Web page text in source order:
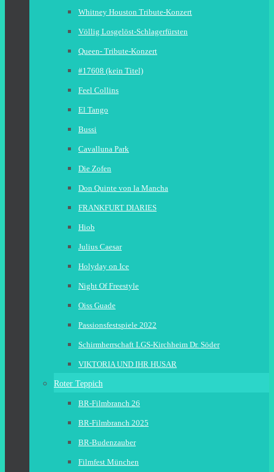
Whitney Houston Tribute-Konzert
Völlig Losgelöst-Schlagerfürsten
Queen- Tribute-Konzert
#17608 (kein Titel)
Feel Collins
El Tango
Bussi
Cavalluna Park
Die Zofen
Don Quinte von la Mancha
FRANKFURT DIARIES
Hiob
Julius Caesar
Holyday on Ice
Night Of Freestyle
Oiss Guade
Passionsfestspiele 2022
Schirmherrschaft LGS-Kirchheim Dr. Söder
VIKTORIA UND IHR HUSAR
Roter Teppich
BR-Filmbranch 26
BR-Filmbranch 2025
BR-Budenzauber
Filmfest München